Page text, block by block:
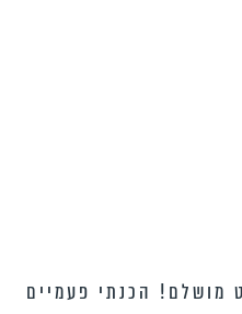
מושלם! הכנתי פעמיים